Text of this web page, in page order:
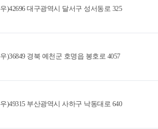
우)42696 대구광역시 달서구 성서동로 325
우)36849 경북 예천군 호명읍 봉호로 4057
우)49315 부산광역시 사하구 낙동대로 640